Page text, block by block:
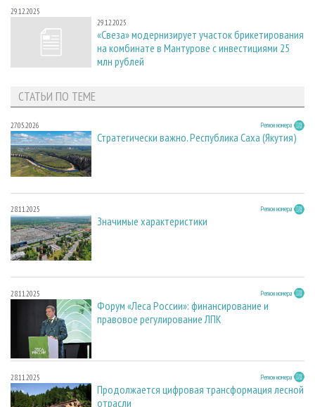
29.12.2025
29.12.2025
«Свеза» модернизирует участок брикетирования
на комбинате в Мантурове с инвестициями 25
млн рублей
СТАТЬИ ПО ТЕМЕ
27.05.2026 Регион номера
Стратегически важно. Республика Саха (Якутия)
28.11.2025 Регион номера
Значимые характеристики
28.11.2025 Регион номера
Форум «Леса России»: финансирование и
правовое регулирование ЛПК
28.11.2025 Регион номера
Продолжается цифровая трансформация лесной
отрасли